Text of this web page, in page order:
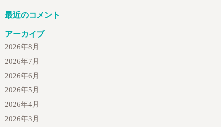
最近のコメント
アーカイブ
2026年8月
2026年7月
2026年6月
2026年5月
2026年4月
2026年3月